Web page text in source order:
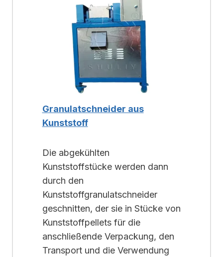
Granulatschneider aus
Kunststoff
Die abgekühlten
Kunststoffstücke werden dann
durch den
Kunststoffgranulatschneider
geschnitten, der sie in Stücke von
Kunststoffpellets für die
anschließende Verpackung, den
Transport und die Verwendung